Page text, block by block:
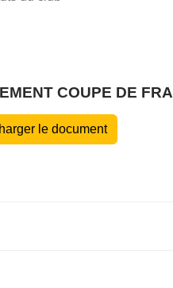
COUPE DE
le document